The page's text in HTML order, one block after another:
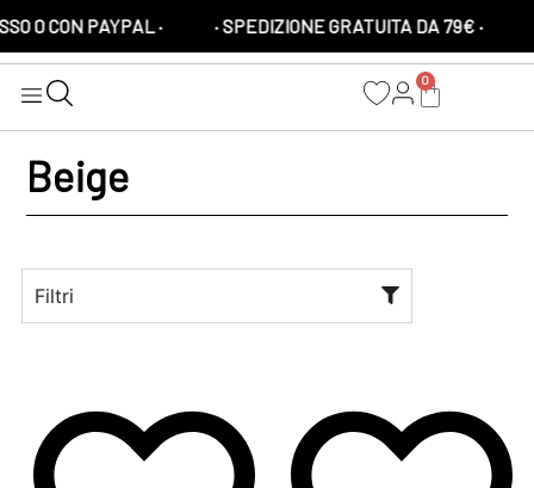
CON PAYPAL · · SPEDIZIONE GRATUITA DA 79€ ·
0
Beige
Filtri